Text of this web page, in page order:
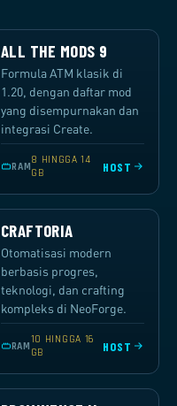
ALL THE MODS 9
Formula ATM klasik di
1.20, dengan daftar mod
yang disempurnakan dan
integrasi Create.
RAM8 HINGGA 14
GB
HOST
CRAFTORIA
Otomatisasi modern
berbasis progres,
teknologi, dan crafting
kompleks di NeoForge.
RAM10 HINGGA 16
GB
HOST